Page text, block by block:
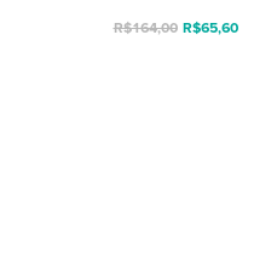
R$164,00 R$65,60